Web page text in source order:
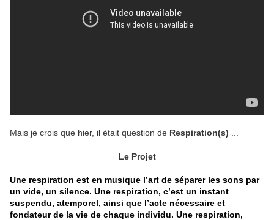
Mais je crois que hier, il était question de Respiration(s)
Le Projet
Une respiration est en musique l’art de séparer les sons par
un vide, un silence. Une respiration, c’est un instant
suspendu, atemporel, ainsi que l’acte nécessaire et
fondateur de la vie de chaque individu. Une respiration,